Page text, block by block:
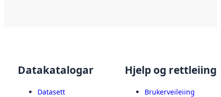
Datakatalogar
Datasett
Hjelp og rettleiing
Brukerveileiing